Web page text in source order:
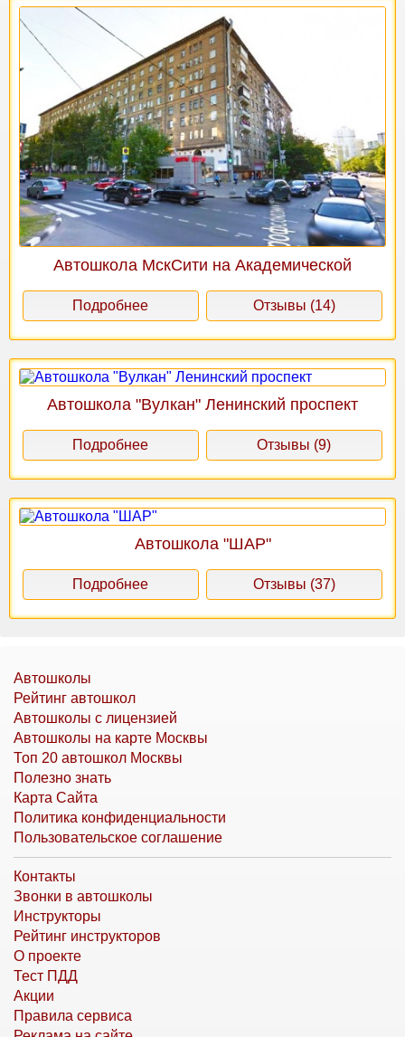
Автошкола МскСити на Академической
Подробнее Отзывы (14)
Автошкола "Вулкан" Ленинский проспект
Подробнее Отзывы (9)
Автошкола "ШАР"
Подробнее Отзывы (37)
Автошколы
Рейтинг автошкол
Автошколы с лицензией
Автошколы на карте Москвы
Топ 20 автошкол Москвы
Полезно знать
Карта Сайта
Политика конфиденциальности
Пользовательское соглашение
Контакты
Звонки в автошколы
Инструкторы
Рейтинг инструкторов
О проекте
Тест ПДД
Акции
Правила сервиса